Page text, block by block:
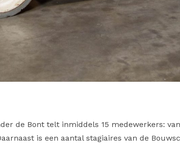
de Bont telt inmiddels 15 medewerkers:
is een aantal stagiaires van de